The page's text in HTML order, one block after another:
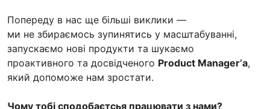
Попереду в нас ще більші виклики —
ми не збираємось зупинятись у масштабуванні,
запускаємо нові продукти та шукаємо
проактивного та досвідченого Product Managerʼа,
який допоможе нам зростати.
Чому тобі сподобаєтсья працювати з нами?